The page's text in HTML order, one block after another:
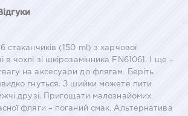
стаканчиків (150 ml) з харчової
в чохлі зі шкірозамінника FN61061. І ще –
на аксесуари до флягам. Беріть
гнуться. З шийки можете пити
друзі. Пригощати малознайомих
фляги – поганий смак. Альтернатива